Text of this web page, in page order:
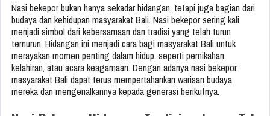
Nasi bekepor bukan hanya sekadar hidangan, tetapi juga bagian dari
budaya dan kehidupan masyarakat Bali. Nasi bekepor sering kali
menjadi simbol dari kebersamaan dan tradisi yang telah turun
temurun. Hidangan ini menjadi cara bagi masyarakat Bali untuk
merayakan momen penting dalam hidup, seperti pernikahan,
kelahiran, atau acara keagamaan. Dengan adanya nasi bekepor,
masyarakat Bali dapat terus mempertahankan warisan budaya
mereka dan mengenalkannya kepada generasi berikutnya.